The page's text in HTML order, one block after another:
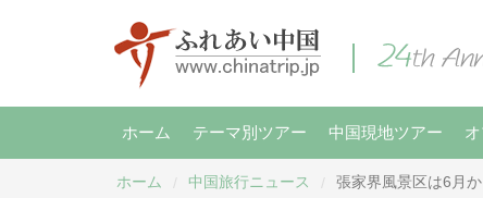
ホーム テーマ別ツアー 中国現地ツアー
ホーム 中国旅行ニュース 張家界風景区は6月